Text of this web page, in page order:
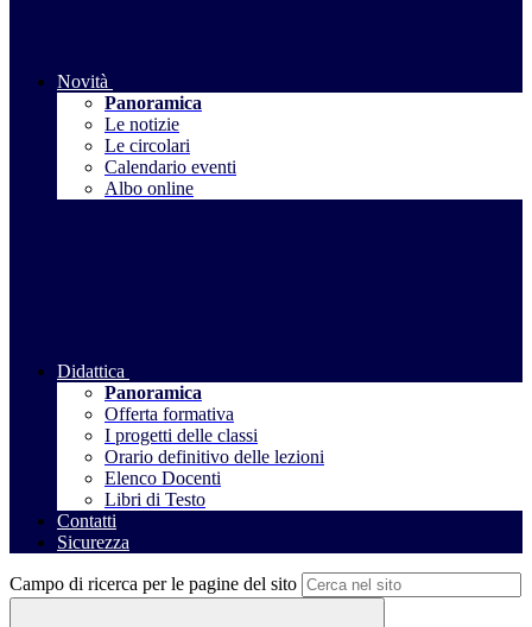
Novità
Panoramica
Le notizie
Le circolari
Calendario eventi
Albo online
Didattica
Panoramica
Offerta formativa
I progetti delle classi
Orario definitivo delle lezioni
Elenco Docenti
Libri di Testo
Contatti
Sicurezza
Campo di ricerca per le pagine del sito